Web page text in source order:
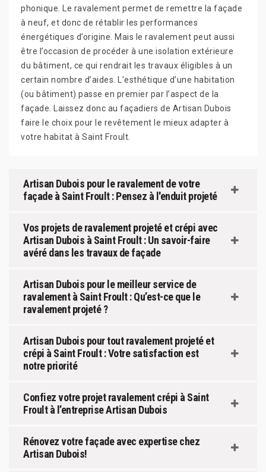
phonique. Le ravalement permet de remettre la façade
à neuf, et donc de rétablir les performances
énergétiques d’origine. Mais le ravalement peut aussi
être l’occasion de procéder à une isolation extérieure
du bâtiment, ce qui rendrait les travaux éligibles à un
certain nombre d’aides. L’esthétique d’une habitation
(ou bâtiment) passe en premier par l’aspect de la
façade. Laissez donc au façadiers de Artisan Dubois
faire le choix pour le revêtement le mieux adapter à
votre habitat à Saint Froult.
Artisan Dubois pour le ravalement de votre
façade à Saint Froult : Pensez à l'enduit projeté
Vos projets de ravalement projeté et crépi avec
Artisan Dubois à Saint Froult : Un savoir-faire
avéré dans les travaux de façade
Artisan Dubois pour le meilleur service de
ravalement à Saint Froult : Qu’est-ce que le
ravalement projeté ?
Artisan Dubois pour tout ravalement projeté et
crépi à Saint Froult : Votre satisfaction est
notre priorité
Confiez votre projet ravalement crépi à Saint
Froult à l’entreprise Artisan Dubois
Rénovez votre façade avec expertise chez
Artisan Dubois!